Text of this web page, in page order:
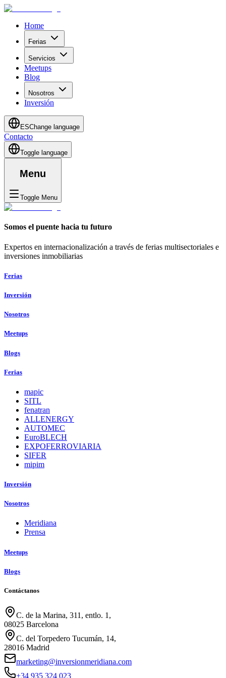
Home
Ferias
Servicios
Meetups
Blog
Nosotros
Inversión
ESChange language
Contacto
Toggle language
Menu
Toggle Menu
Somos el puente hacia tu futuro
Expertos en internacionalización a través de ferias multisectoriales e
inversiones inmobiliarias
Ferias
Inversión
Nosotros
Meetups
Blogs
Ferias
mapic
SITL
fenatran
ALLENERGY
AUTOMEC
EuroBLECH
EXPOFERROVIARIA
SIFER
mipim
Inversión
Nosotros
Meridiana
Prensa
Meetups
Blogs
Contáctanos
C. de la Marina, 311, entlo. 1,
08025 Barcelona
C. del Torpedero Tucumán, 14,
28016 Madrid
marketing@inversionmeridiana.com
+34 935 324 023